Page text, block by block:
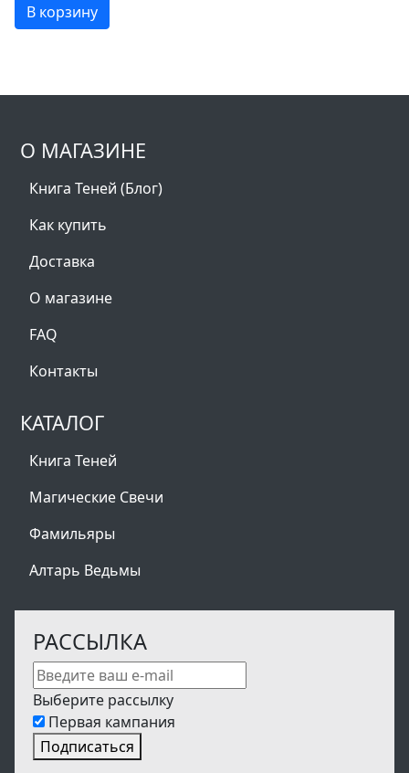
В корзину
О МАГАЗИНЕ
Книга Теней (Блог)
Как купить
Доставка
О магазине
FAQ
Контакты
КАТАЛОГ
Книга Теней
Магические Свечи
Фамильяры
Алтарь Ведьмы
РАССЫЛКА
Выберите рассылку
Первая кампания
Подписаться